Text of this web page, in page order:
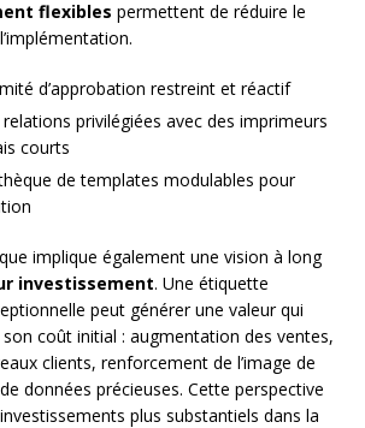
flexibles permettent de réduire le
d’approbation restreint et réactif
privilégiées avec des imprimeurs
courts
de templates modulables pour
implique également une vision à long
investissement. Une étiquette
peut générer une valeur qui
coût initial : augmentation des ventes,
clients, renforcement de l’image de
données précieuses. Cette perspective
plus substantiels dans la